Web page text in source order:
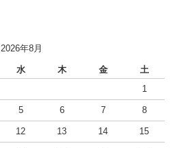
2026年8月
水 木 金
土
1
5 6 7 8
12 13 14 15